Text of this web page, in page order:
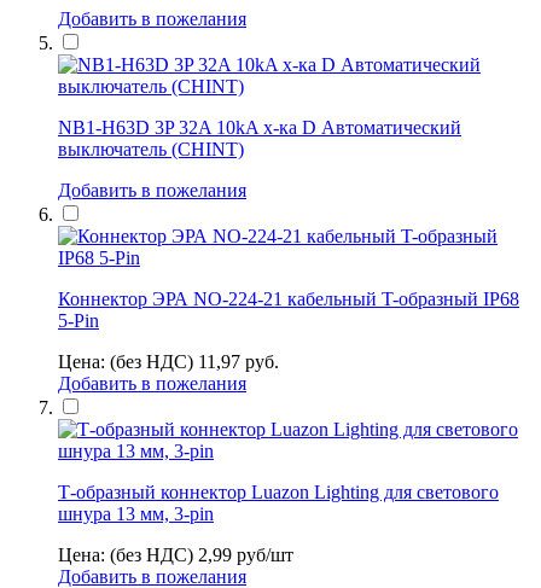
Добавить в пожелания
NB1-H63D 3P 32A 10kA х-ка D Автоматический
выключатель (CHINT)
Добавить в пожелания
Коннектор ЭРА NO-224-21 кабельный T-образный IP68
5-Pin
Цена: (без НДС) 11,97 руб.
Добавить в пожелания
Т-образный коннектор Luazon Lighting для светового
шнура 13 мм, 3-pin
Цена: (без НДС) 2,99 руб/шт
Добавить в пожелания